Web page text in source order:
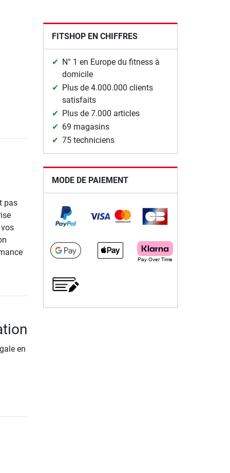
pas
en
FITSHOP EN CHIFFRES
N° 1 en Europe du fitness à
domicile
Plus de 4.000.000 clients
satisfaits
Plus de 7.000 articles
69 magasins
75 techniciens
MODE DE PAIEMENT